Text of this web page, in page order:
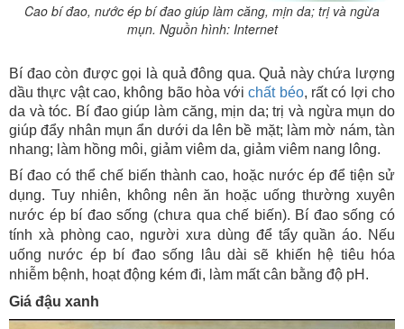
Cao bí đao, nước ép bí đao giúp làm căng, mịn da; trị và ngừa
mụn. Nguồn hình: Internet
Bí đao còn được gọi là quả đông qua. Quả này chứa lượng
dầu thực vật cao, không bão hòa vớichất béo, rất có lợi cho
da và tóc. Bí đao giúp làm căng, mịn da; trị và ngừa mụn do
giúp đẩy nhân mụn ẩn dưới da lên bề mặt; làm mờ nám, tàn
nhang; làm hồng môi, giảm viêm da, giảm viêm nang lông.
Bí đao có thể chế biến thành cao, hoặc nước ép để tiện sử
dụng. Tuy nhiên, không nên ăn hoặc uống thường xuyên
nước ép bí đao sống (chưa qua chế biến). Bí đao sống có
tính xà phòng cao, người xưa dùng để tẩy quần áo. Nếu
uống nước ép bí đao sống lâu dài sẽ khiến hệ tiêu hóa
nhiễm bệnh, hoạt động kém đi, làm mất cân bằng độ pH.
Giá đậu xanh